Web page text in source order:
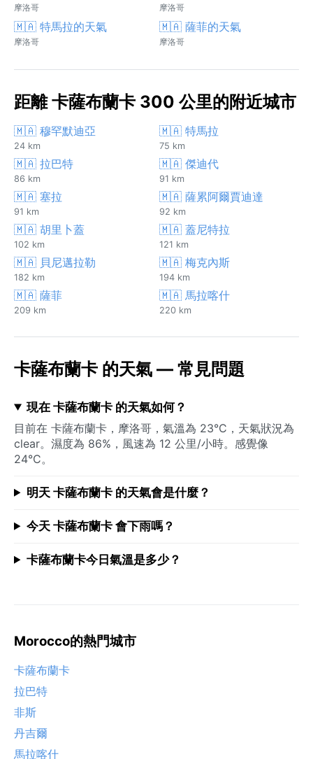
摩洛哥 摩洛哥
🇲🇦 特馬拉的天氣
摩洛哥
🇲🇦 薩菲的天氣
摩洛哥
距離 卡薩布蘭卡 300 公里的附近城市
🇲🇦 穆罕默迪亞
24 km
🇲🇦 特馬拉
75 km
🇲🇦 拉巴特
86 km
🇲🇦 傑迪代
91 km
🇲🇦 塞拉
91 km
🇲🇦 薩累阿爾賈迪達
92 km
🇲🇦 胡里卜蓋
102 km
🇲🇦 蓋尼特拉
121 km
🇲🇦 貝尼邁拉勒
182 km
🇲🇦 梅克內斯
194 km
🇲🇦 薩菲
209 km
🇲🇦 馬拉喀什
220 km
卡薩布蘭卡 的天氣 — 常見問題
現在 卡薩布蘭卡 的天氣如何？
目前在 卡薩布蘭卡，摩洛哥，氣溫為 23°C，天氣狀況為
clear。濕度為 86%，風速為 12 公里/小時。感覺像
24°C。
明天 卡薩布蘭卡 的天氣會是什麼？
今天 卡薩布蘭卡 會下雨嗎？
卡薩布蘭卡今日氣溫是多少？
Morocco的熱門城市
卡薩布蘭卡
拉巴特
非斯
丹吉爾
馬拉喀什